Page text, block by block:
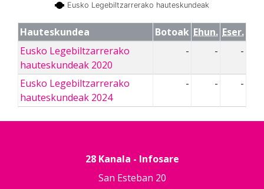
Eusko Legebiltzarrerako hauteskundeak
Hauteskundea Botoak Ehun. Eser.
Eusko Legebiltzarrerako
hauteskundeak 2020
- - -
Eusko Legebiltzarrerako
hauteskundeak 2024
- - -
28 Kanala - Infosare
San Esteban 20